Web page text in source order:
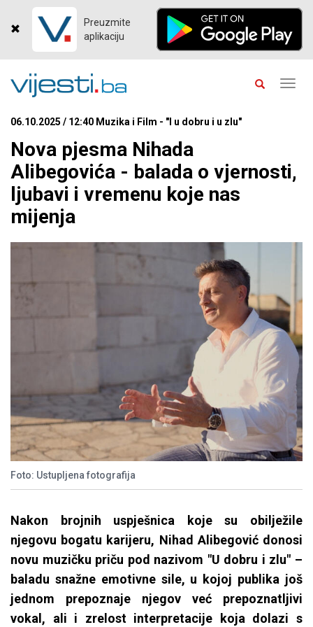
Preuzmite
aplikaciju
06.10.2025 / 12:40 Muzika i Film - "I u dobru i u zlu"
Nova pjesma Nihada
Alibegovića - balada o vjernosti,
ljubavi i vremenu koje nas
mijenja
Foto: Ustupljena fotografija
Nakon brojnih uspješnica koje su obilježile
njegovu bogatu karijeru, Nihad Alibegović donosi
novu muzičku priču pod nazivom "U dobru i zlu" –
baladu snažne emotivne sile, u kojoj publika još
jednom prepoznaje njegov već prepoznatljivi
vokal, ali i zrelost interpretacije koja dolazi s